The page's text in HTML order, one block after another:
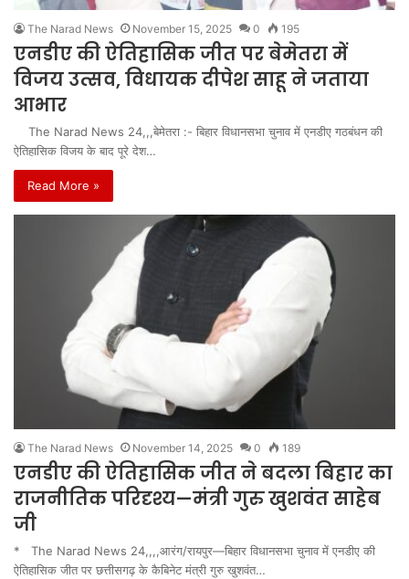
The Narad News November 15, 2025 0 195
एनडीए की ऐतिहासिक जीत पर बेमेतरा में
विजय उत्सव, विधायक दीपेश साहू ने जताया
आभार
The Narad News 24,,,बेमेतरा :- बिहार विधानसभा चुनाव में एनडीए गठबंधन की
ऐतिहासिक विजय के बाद पूरे देश…
Read More »
The Narad News November 14, 2025 0 189
एनडीए की ऐतिहासिक जीत ने बदला बिहार का
राजनीतिक परिदृश्य—मंत्री गुरु खुशवंत साहेब
जी
* The Narad News 24,,,,आरंग/रायपुर—बिहार विधानसभा चुनाव में एनडीए की
ऐतिहासिक जीत पर छत्तीसगढ़ के कैबिनेट मंत्री गुरु खुशवंत…